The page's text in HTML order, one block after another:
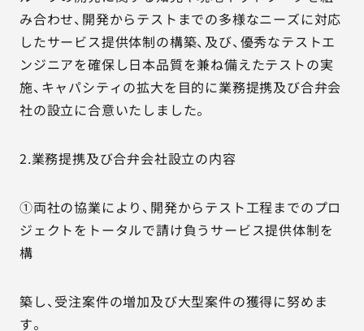
み合わせ、開発からテストまでの多様なニーズに対応
したサービス提供体制の構築、及び、優秀なテストエ
ンジニアを確保し日本品質を兼ね備えたテストの実
施、キャパシティの拡大を目的に業務提携及び合弁会
社の設立に合意いたしました。
2.業務提携及び合弁会社設立の内容
①両社の協業により、開発からテスト工程までのプロ
ジェクトをトータルで請け負うサービス提供体制を
構
築し、受注案件の増加及び大型案件の獲得に努めま
す。